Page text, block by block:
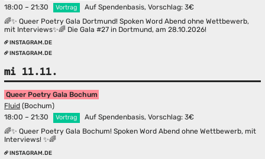
18:00 – 21:30
Vortrag
Auf Spendenbasis, Vorschlag: 3€
🌈✨ Queer Poetry Gala Dortmund! Spoken Word Abend ohne Wettbewerb,
mit Interviews✨🌈 Die Gala #27 in Dortmund, am 28.10.2026!
INSTAGRAM.DE
INSTAGRAM.DE
mi 11.11.
Queer Poetry Gala Bochum
Fluid (Bochum)
18:00 – 21:30
Vortrag
Auf Spendenbasis, Vorschlag: 3€
🌈✨ Queer Poetry Gala Bochum! Spoken Word Abend ohne Wettbewerb, mit
Interviews! ✨🌈
INSTAGRAM.DE